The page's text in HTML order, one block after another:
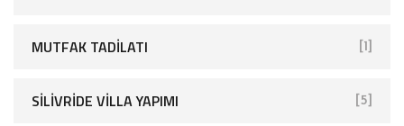
MUTFAK TADILATI [1]
SİLİVRİDE VİLLA YAPIMI [5]